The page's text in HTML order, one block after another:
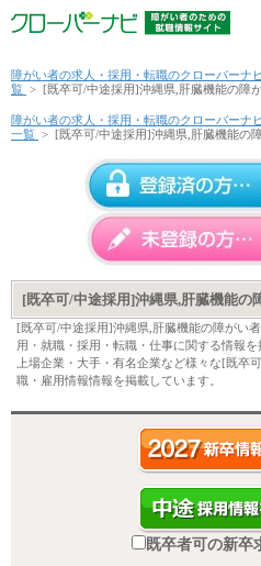
障がい者の求人・採用・転職のクローバーナ
覧 > [既卒可/中途採用]沖縄県,肝臓機能の障
障がい者の求人・採用・転職のクローバーナ
一覧 > [既卒可/中途採用]沖縄県,肝臓機能の
[既卒可/中途採用]沖縄県,肝臓機能の
[既卒可/中途採用]沖縄県,肝臓機能の障がい
用・就職・採用・転職・仕事に関する情報を
上場企業・大手・有名企業など様々な[既卒
職・雇用情報情報を掲載しています。
既卒者可の新卒